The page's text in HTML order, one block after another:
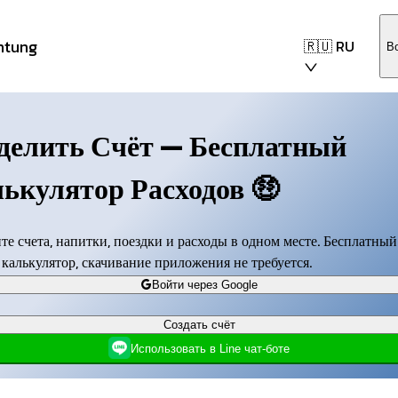
🇷🇺 RU
Счёт — Бесплатный
Расходов🤑
счета, напитки, поездки и расходы в одном месте. Бесплатный
скачивание приложения не требуется.
Войти через Google
Создать счёт
Использовать в Line чат-боте